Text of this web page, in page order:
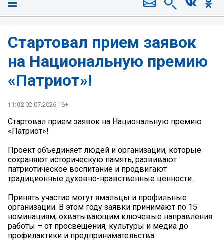
Стартовал прием заявок
на Национальную премию
«Патриот»!
11:02 02.07.2026 16+
Стартовал прием заявок на Национальную премию
«Патриот»!
Проект объединяет людей и организации, которые
сохраняют историческую память, развивают
патриотическое воспитание и продвигают
традиционные духовно-нравственные ценности.
Принять участие могут ямальцы и профильные
организации. В этом году заявки принимают по 15
номинациям, охватывающим ключевые направления
работы – от просвещения, культуры и медиа до
профилактики и предпринимательства.